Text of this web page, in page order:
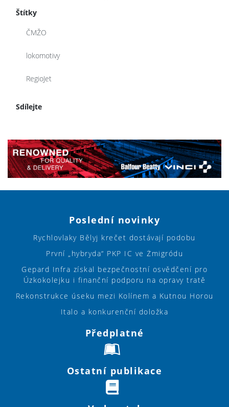
Štítky
ČMŽO
lokomotivy
RegioJet
Sdílejte
Poslední novinky
Rychlovlaky Bělyj krečet dostávají podobu
První „hybryda“ PKP IC ve Żmigródu
Gepard Infra získal bezpečnostní osvědčení pro
Úzkokolejku i finanční podporu na opravy tratě
Rekonstrukce úseku mezi Kolínem a Kutnou Horou
Italo a konkurenční doložka
Předplatné
Ostatní publikace